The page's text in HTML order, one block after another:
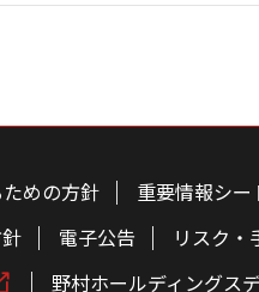
めの方針 重要情報シー
電子公告 リスク・
野村ホールディングス